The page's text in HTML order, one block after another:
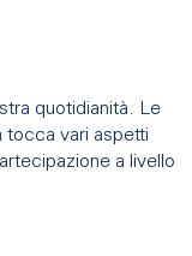
quotidianità. Le
tocca vari aspetti
a livello